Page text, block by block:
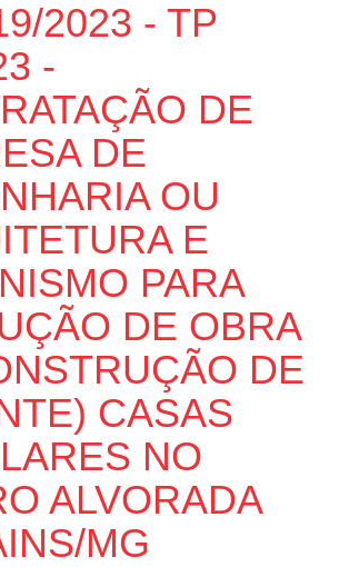
2023 - TP
-
DE
DE
OU
E
PARA
DE OBRA
DE
CASAS
NO
ALVORADA
MG